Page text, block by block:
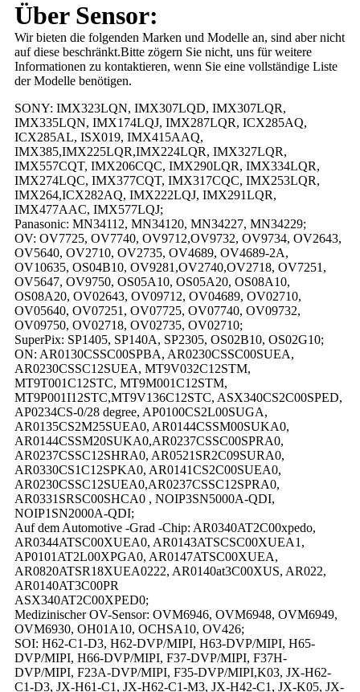
Über Sensor:
Wir bieten die folgenden Marken und Modelle an, sind aber nicht
auf diese beschränkt.Bitte zögern Sie nicht, uns für weitere
Informationen zu kontaktieren, wenn Sie eine vollständige Liste
der Modelle benötigen.
SONY: IMX323LQN, IMX307LQD, IMX307LQR,
IMX335LQN, IMX174LQJ, IMX287LQR, ICX285AQ,
ICX285AL, ISX019, IMX415AAQ,
IMX385,IMX225LQR,IMX224LQR, IMX327LQR,
IMX557CQT, IMX206CQC, IMX290LQR, IMX334LQR,
IMX274LQC, IMX377CQT, IMX317CQC, IMX253LQR,
IMX264,ICX282AQ, IMX222LQJ, IMX291LQR,
IMX477AAC, IMX577LQJ;
Panasonic: MN34112, MN34120, MN34227, MN34229;
OV: OV7725, OV7740, OV9712,OV9732, OV9734, OV2643,
OV5640, OV2710, OV2735, OV4689, OV4689-2A,
OV10635, OS04B10, OV9281,OV2740,OV2718, OV7251,
OV5647, OV9750, OS05A10, OS05A20, OS08A10,
OS08A20, OV02643, OV09712, OV04689, OV02710,
OV05640, OV07251, OV07725, OV07740, OV09732,
OV09750, OV02718, OV02735, OV02710;
SuperPix: SP1405, SP140A, SP2305, OS02B10, OS02G10;
ON: AR0130CSSC00SPBA, AR0230CSSC00SUEA,
AR0230CSSC12SUEA, MT9V032C12STM,
MT9T001C12STC, MT9M001C12STM,
MT9P001I12STC,MT9V136C12STC, ASX340CS2C00SPED,
AP0234CS-0/28 degree, AP0100CS2L00SUGA,
AR0135CS2M25SUEA0, AR0144CSSM00SUKA0,
AR0144CSSM20SUKA0,AR0237CSSC00SPRA0,
AR0237CSSC12SHRA0, AR0521SR2C09SURA0,
AR0330CS1C12SPKA0, AR0141CS2C00SUEA0,
AR0230CSSC12SUEA0,AR0237CSSC12SPRA0,
AR0331SRSC00SHCA0 , NOIP3SN5000A-QDI,
NOIP1SN2000A-QDI;
Auf dem Automotive -Grad -Chip: AR0340AT2C00xpedo,
AR0344ATSC00XUEA0, AR0143ATSCSC00XUEA1,
AP0101AT2L00XPGA0, AR0147ATSC00XUEA,
AR0820ATSR18XUEA0222, AR0140at3C00XUS, AR022,
AR0140AT3C00PR
ASX340AT2C00XPED0;
Medizinischer OV-Sensor: OVM6946, OVM6948, OVM6949,
OVM6930, OH01A10, OCHSA10, OV426;
SOI: H62-C1-D3, H62-DVP/MIPI, H63-DVP/MIPI, H65-
DVP/MIPI, H66-DVP/MIPI, F37-DVP/MIPI, F37H-
DVP/MIPI, F23A-DVP/MIPI, F35-DVP/MIPI,K03, JX-H62-
C1-D3, JX-H61-C1, JX-H62-C1-M3, JX-H42-C1, JX-K05, JX-